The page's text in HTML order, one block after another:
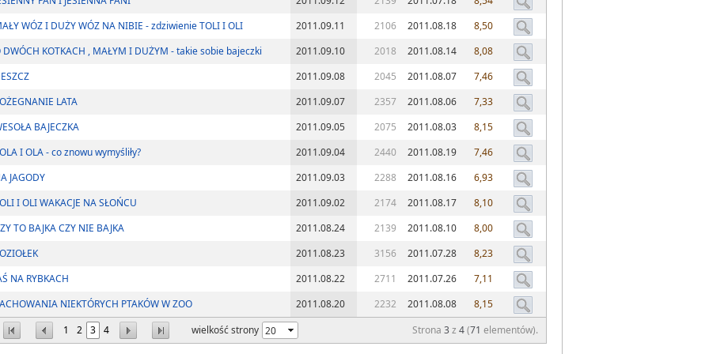
1 2 3 4 wielkość strony Strona 3z 4(71 elementów).
WÓZ I DUŻY WÓZ NA NIBIE - zdziwienie TOLI I OLI
2011.09.11 2106 2011.08.18
8,50
DWÓCH KOTKACH , MAŁYM I DUŻYM - takie sobie bajeczki
2011.09.10 2018 2011.08.14
8,08
2011.09.08 2045 2011.08.07
7,46
LATA
2011.09.07 2357 2011.08.06
7,33
BAJECZKA
2011.09.05 2075 2011.08.03
8,15
I OLA - co znowu wymyśliły?
2011.09.04 2440 2011.08.19
7,46
JAGODY
2011.09.03 2288 2011.08.16
6,93
I OLI WAKACJE NA SŁOŃCU
2011.09.02 2174 2011.08.17
8,10
TO BAJKA CZY NIE BAJKA
2011.08.24 2139 2011.08.10
8,00
2011.08.23 3156 2011.07.28
8,23
NA RYBKACH
2011.08.22 2711 2011.07.26
7,11
NIEKTÓRYCH PTAKÓW W ZOO
2011.08.20 2232 2011.08.08 8,15